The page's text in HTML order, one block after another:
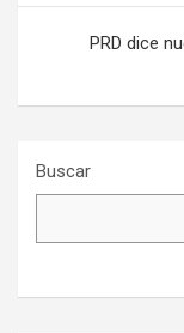
PRD dice
Buscar